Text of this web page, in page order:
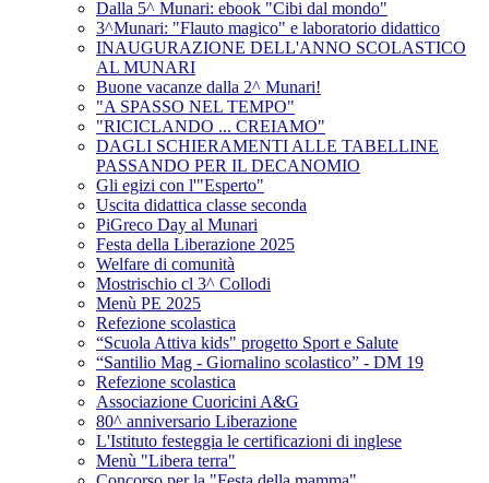
Dalla 5^ Munari: ebook "Cibi dal mondo"
3^Munari: "Flauto magico" e laboratorio didattico
INAUGURAZIONE DELL'ANNO SCOLASTICO
AL MUNARI
Buone vacanze dalla 2^ Munari!
"A SPASSO NEL TEMPO"
"RICICLANDO ... CREIAMO"
DAGLI SCHIERAMENTI ALLE TABELLINE
PASSANDO PER IL DECANOMIO
Gli egizi con l'"Esperto"
Uscita didattica classe seconda
PiGreco Day al Munari
Festa della Liberazione 2025
Welfare di comunità
Mostrischio cl 3^ Collodi
Menù PE 2025
Refezione scolastica
“Scuola Attiva kids" progetto Sport e Salute
“Santilio Mag - Giornalino scolastico” - DM 19
Refezione scolastica
Associazione Cuoricini A&G
80^ anniversario Liberazione
L'Istituto festeggia le certificazioni di inglese
Menù "Libera terra"